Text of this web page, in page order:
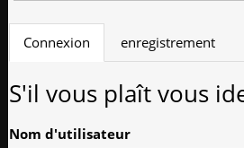
Connexion enregistrement
S'il vous plaît vous
Nom d'utilisateur